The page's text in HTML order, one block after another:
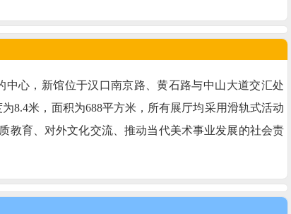
心，新馆位于汉口南京路、黄石路与中山大道交汇处
8.4米，面积为688平方米，所有展厅均采用滑轨式活动
教育、对外文化交流、推动当代美术事业发展的社会责